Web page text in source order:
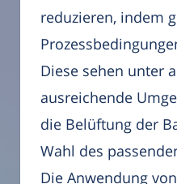
reduzieren, indem
Diese sehen unter
ausreichende
die Belüftung der
Wahl des
Die Anwendung von